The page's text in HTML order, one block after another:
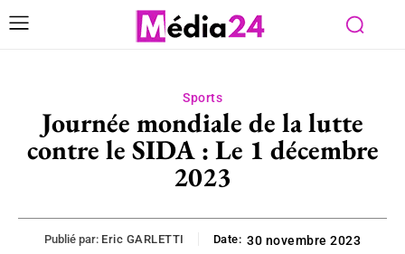
Sports
Journée mondiale de la lutte
contre le SIDA : Le 1 décembre
2023
Publié par: Eric GARLETTI Date: 30 novembre 2023